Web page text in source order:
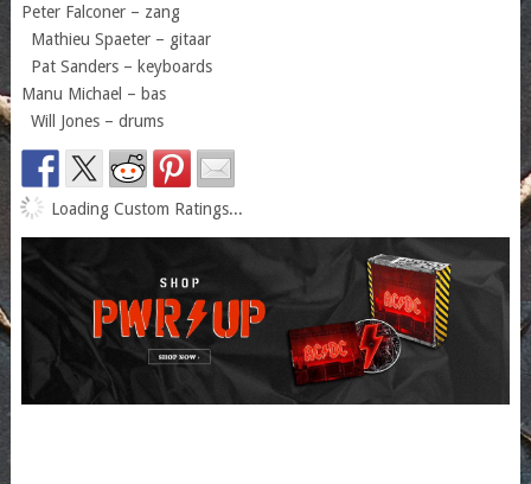
Peter Falconer – zang
Mathieu Spaeter – gitaar
Pat Sanders – keyboards
Manu Michael – bas
Will Jones – drums
Loading Custom Ratings...